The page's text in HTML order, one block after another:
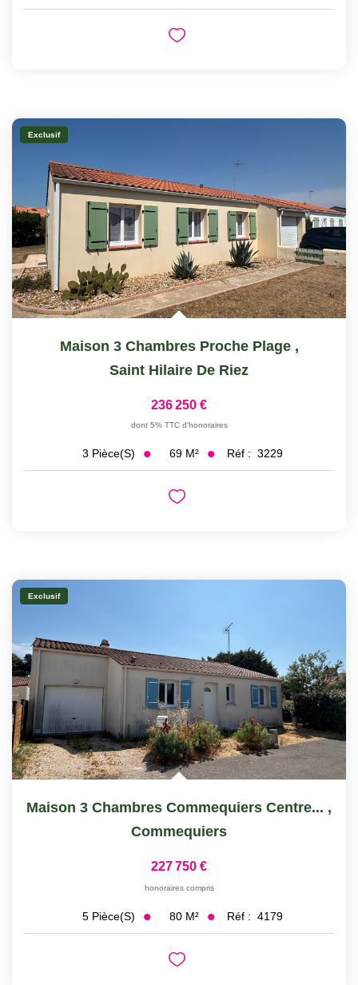
Exclusif
Maison 3 Chambres Proche Plage ,
Saint Hilaire De Riez
236 250 €
dont 5% TTC d'honoraires
3 Pièce(s) 69 M² Réf : 3229
Exclusif
Maison 3 Chambres Commequiers Centre... ,
Commequiers
227 750 €
honoraires compris
5 Pièce(s) 80 M² Réf : 4179